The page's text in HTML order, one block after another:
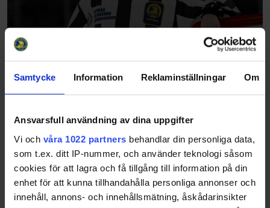
Samtycke Information Reklaminställningar Om
Ansvarsfull användning av dina uppgifter
Vi och våra 1022 partners behandlar din personliga data,
som t.ex. ditt IP-nummer, och använder teknologi såsom
cookies för att lagra och få tillgång till information på din
enhet för att kunna tillhandahålla personliga annonser och
innehåll, annons- och innehållsmätning, åskådarinsikter